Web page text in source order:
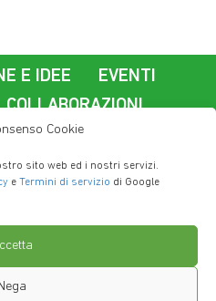
Cookie
sito web ed i nostri servizi.
e Termini di servizio di Google
Nega
E IDEE
EVENTI
COLLABORAZIONI
Contatti
S.P.A. - via Selice 66/a 40026 Imola